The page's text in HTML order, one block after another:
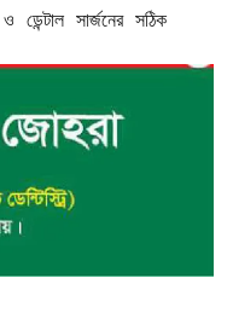
সার্জনের সঠিক